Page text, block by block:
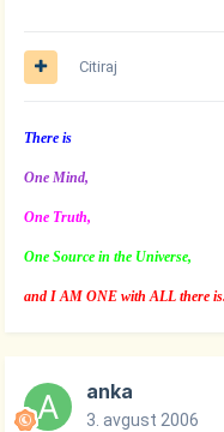
Citiraj
There is
One Mind,
One Truth,
One Source in the Universe,
and I AM ONE with ALL there
anka
3. avgust 2006